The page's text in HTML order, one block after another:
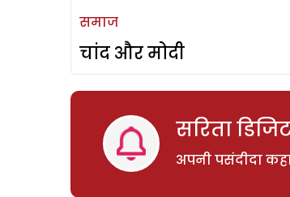
समाज
चांद और मोदी
सरिता
अपनी पसंदीदा